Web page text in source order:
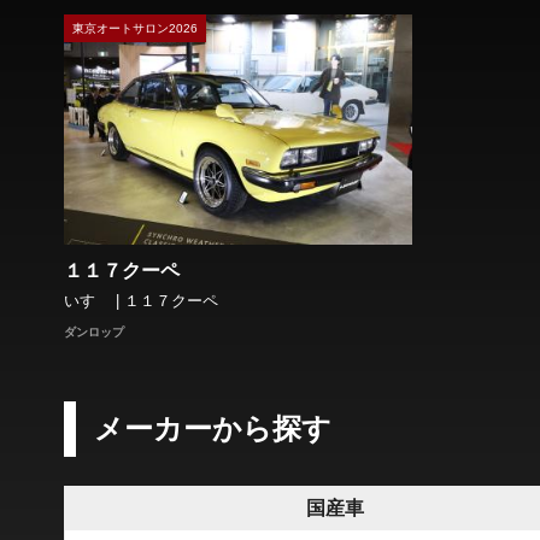
東京オートサロン2026
１１７クーペ
いすゞ | １１７クーペ
ダンロップ
メーカーから探す
国産車